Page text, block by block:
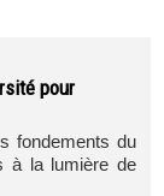
pour
fondements du
à la lumière de